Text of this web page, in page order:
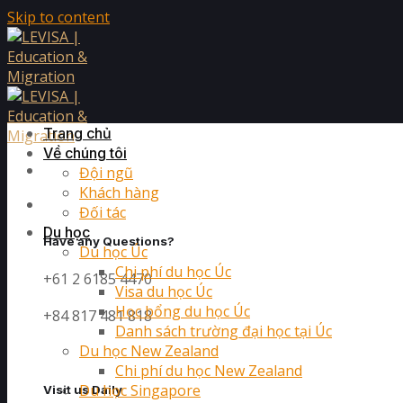
Skip to content
Have any Questions?
+61 2 6185 4470
+84 817 481 818
Visit us Daily
Trang chủ
Về chúng tôi
Đội ngũ
Khách hàng
Đối tác
Du học
Du học Úc
Chi phí du học Úc
Visa du học Úc
Học bổng du học Úc
Danh sách trường đại học tại Úc
Du học New Zealand
Chi phí du học New Zealand
Du học Singapore